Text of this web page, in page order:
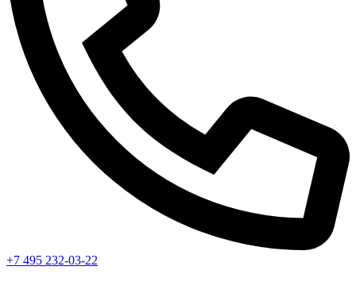
+7 495 232-03-22